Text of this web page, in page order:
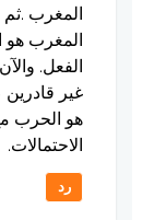
المغرب
المغرب هو
الفعل.
غير قادرين
هو الحرب
الاحتمالات.
رد